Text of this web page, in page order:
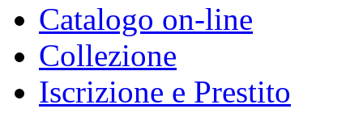
Catalogo on-line
Collezione
Iscrizione e Prestito